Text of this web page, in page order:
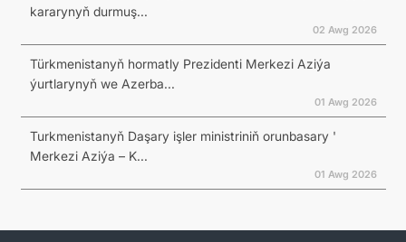
kararynyň durmuş...
02 Awg 2026
Türkmenistanyň hormatly Prezidenti Merkezi Aziýa
ýurtlarynyň we Azerba...
01 Awg 2026
Turkmenistanyň Daşary işler ministriniň orunbasary '
Merkezi Aziýa – K...
01 Awg 2026